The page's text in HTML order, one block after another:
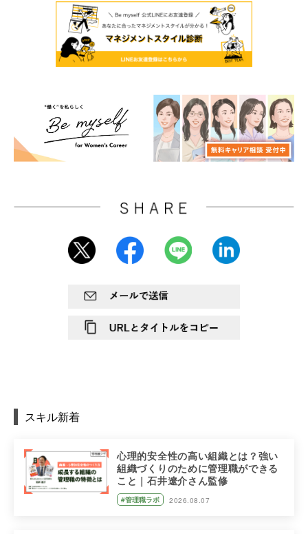
スキル新着
心理的安全性の高い組織とは？強い
組織づくりのために管理職ができる
こと｜石井遼介さん監修
#管理職ラボ 2026.08.07